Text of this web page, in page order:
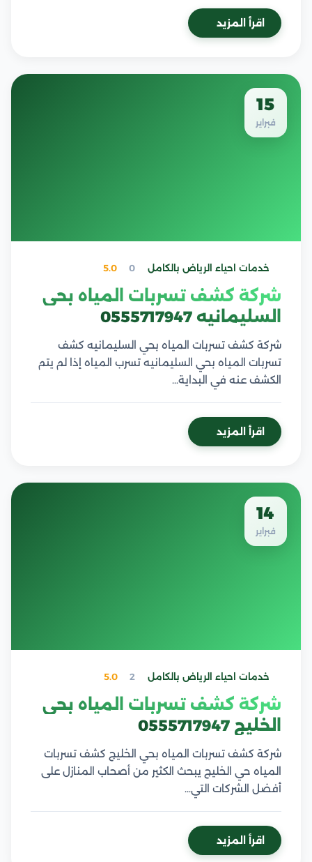
اقرأ المزيد
15
فبراير
خدمات احياء الرياض بالكامل 0
5.0
شركة كشف تسربات المياه بحي
السليمانيه 0555717947
شركة كشف تسربات المياه بحي السليمانيه كشف
تسربات المياه بحي السليمانيه تسرب المياه إذا لم يتم
الكشف عنه في البداية…
اقرأ المزيد
14
فبراير
خدمات احياء الرياض بالكامل 2
5.0
شركة كشف تسربات المياه بحي
الخليج 0555717947
شركة كشف تسربات المياه بحي الخليج كشف تسربات
المياه حي الخليج يبحث الكثير من أصحاب المنازل على
أفضل الشركات التي…
اقرأ المزيد